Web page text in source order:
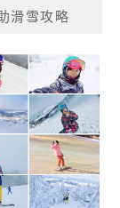
滑雪攻略